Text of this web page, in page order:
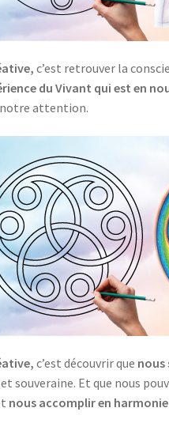
c’est retrouver la
du Vivant qui est en
attention.
c’est découvrir que nous
souveraine. Et que nous
nous accomplir en harmonie